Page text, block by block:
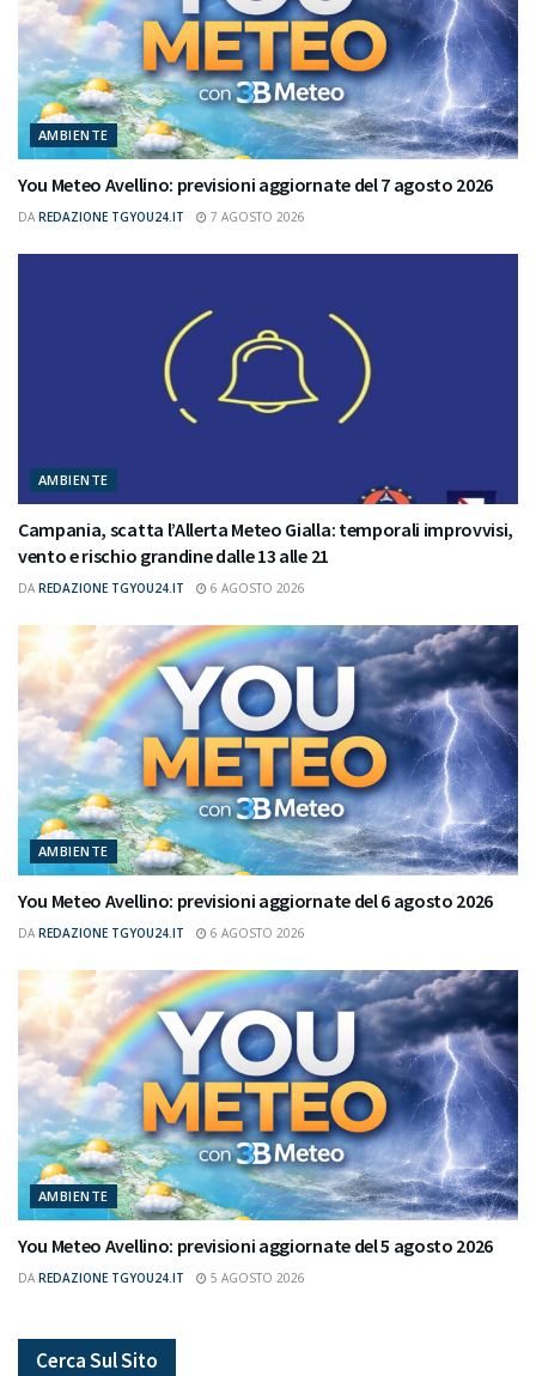
AMBIENTE
You Meteo Avellino: previsioni aggiornate del 7 agosto 2026
DA REDAZIONE TGYOU24.IT 7 AGOSTO 2026
AMBIENTE
Campania, scatta l’Allerta Meteo Gialla: temporali improvvisi,
vento e rischio grandine dalle 13 alle 21
DA REDAZIONE TGYOU24.IT 6 AGOSTO 2026
AMBIENTE
You Meteo Avellino: previsioni aggiornate del 6 agosto 2026
DA REDAZIONE TGYOU24.IT 6 AGOSTO 2026
AMBIENTE
You Meteo Avellino: previsioni aggiornate del 5 agosto 2026
DA REDAZIONE TGYOU24.IT 5 AGOSTO 2026
Cerca Sul Sito